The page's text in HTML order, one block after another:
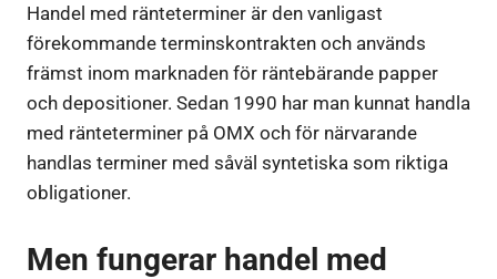
Handel med ränteterminer är den vanligast
förekommande terminskontrakten och används
främst inom marknaden för räntebärande papper
och depositioner. Sedan 1990 har man kunnat handla
med ränteterminer på OMX och för närvarande
handlas terminer med såväl syntetiska som riktiga
obligationer.
Men fungerar handel med